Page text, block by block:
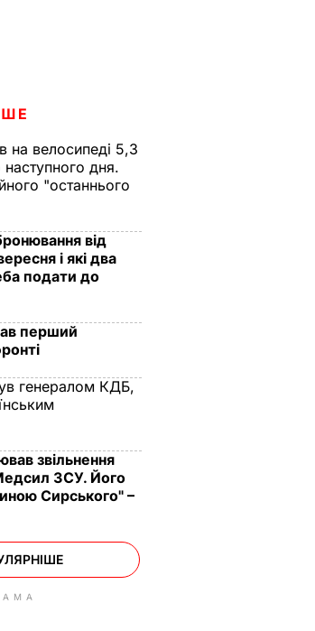
на велосипеді 5,3
дня.
"останнього
від
і які два
подати до
перший
генералом КДБ,
звільнення
ЗСУ. Його
Сирського" –